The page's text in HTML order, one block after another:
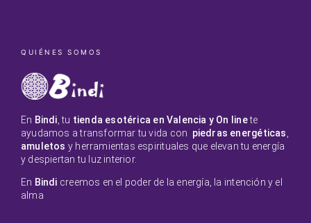
QUIÉNES SOMOS
En Bindi , tu tienda esotérica en Valencia y On linete
ayudamos a transformar tu vida con piedras energéticas
amuletos y herramientas espirituales que elevan tu energía
y despiertan tu luz interior.
En Bindi creemos en el poder de la energía, la intención y el
alma